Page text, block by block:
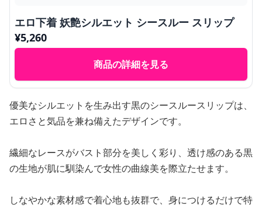
エロ下着 妖艶シルエット シースルー スリップ
¥5,260
商品の詳細を見る
優美なシルエットを生み出す黒のシースルースリップは、
エロさと気品を兼ね備えたデザインです。
繊細なレースがバスト部分を美しく彩り、透け感のある黒
の生地が肌に馴染んで女性の曲線美を際立たせます。
しなやかな素材感で着心地も抜群で、身につけるだけで特